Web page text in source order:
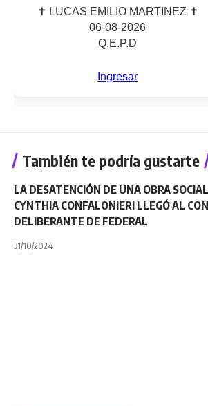
También te podría gustarte
LA DESATENCIÓN DE UNA OBRA
CYNTHIA CONFALONIERI LLEGÓ AL
DELIBERANTE DE FEDERAL
31/10/2024